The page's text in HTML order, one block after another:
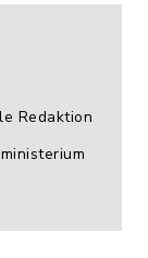
Redaktion